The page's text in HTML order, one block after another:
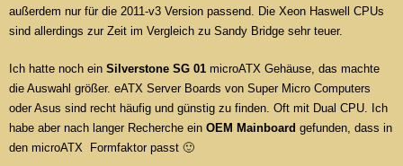
außerdem nur für die 2011-v3 Version passend. Die Xeon Haswell CPUs
sind allerdings zur Zeit im Vergleich zu Sandy Bridge sehr teuer.
Ich hatte noch ein Silverstone SG 01 microATX Gehäuse, das machte
die Auswahl größer. eATX Server Boards von Super Micro Computers
oder Asus sind recht häufig und günstig zu finden. Oft mit Dual CPU. Ich
habe aber nach langer Recherche ein OEM Mainboard gefunden, dass in
den microATX Formfaktor passt 🙂